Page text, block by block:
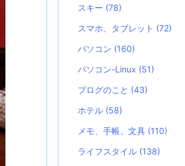
スキー (78)
スマホ、タブレット (72)
パソコン (160)
パソコン-Linux (51)
ブログのこと (43)
ホテル (58)
メモ、手帳、文具 (110)
ライフスタイル (138)